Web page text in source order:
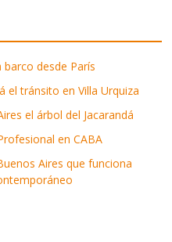
desde París
el tránsito en Villa Urquiza
el árbol del Jacarandá
en CABA
Aires que funciona